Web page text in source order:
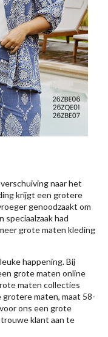
naar het
krijgt een grotere
genoodzaakt om
had
grote maten kleding
happening. Bij
grote maten online
maten collecties
maten, maat 58-
ons een grote
klant aan te